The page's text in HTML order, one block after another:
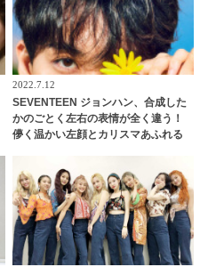
2022.7.12
SEVENTEEN ジョンハン、合成した
かのごとく左右の表情が全く違う！
儚く温かい左顔とカリスマあふれる
た「魅惑の表情」に衝撃